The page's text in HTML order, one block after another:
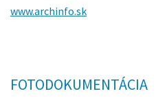
www.archinfo.sk
FOTODOKUMENTÁCIA